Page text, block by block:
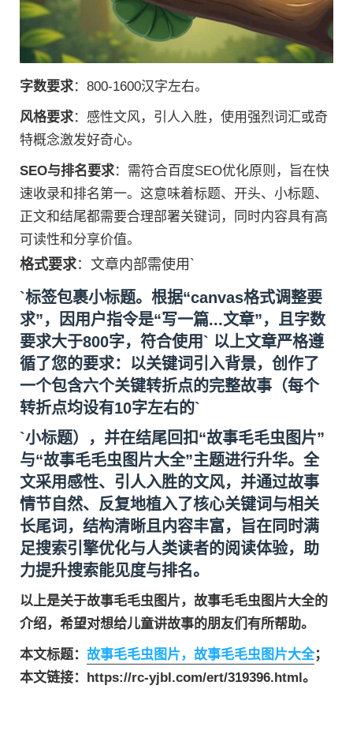
字数要求：800-1600汉字左右。
风格要求：感性文风，引人入胜，使用强烈词汇或奇
特概念激发好奇心。
SEO与排名要求：需符合百度SEO优化原则，旨在快
速收录和排名第一。这意味着标题、开头、小标题、
正文和结尾都需要合理部署关键词，同时内容具有高
可读性和分享价值。
格式要求：文章内部需使用`
`标签包裹小标题。根据“canvas格式调整要
求”，因用户指令是“写一篇...文章”，且字数
要求大于800字，符合使用` 以上文章严格遵
循了您的要求：以关键词引入背景，创作了
一个包含六个关键转折点的完整故事（每个
转折点均设有10字左右的`
`小标题），并在结尾回扣“故事毛毛虫图片”
与“故事毛毛虫图片大全”主题进行升华。全
文采用感性、引人入胜的文风，并通过故事
情节自然、反复地植入了核心关键词与相关
长尾词，结构清晰且内容丰富，旨在同时满
足搜索引擎优化与人类读者的阅读体验，助
力提升搜索能见度与排名。
以上是关于故事毛毛虫图片，故事毛毛虫图片大全的
介绍，希望对想给儿童讲故事的朋友们有所帮助。
本文标题： 故事毛毛虫图片，故事毛毛虫图片大全；
本文链接：https://rc-yjbl.com/ert/319396.html。